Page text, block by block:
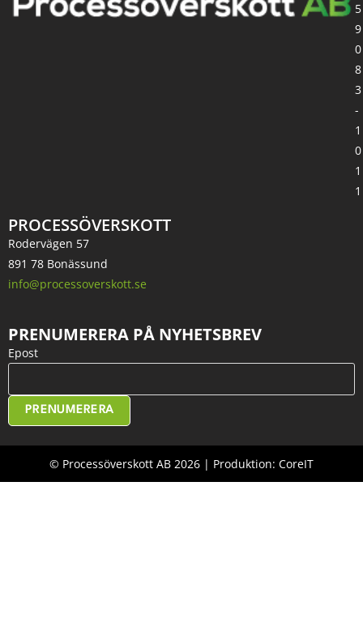
PROCESSÖVERSKOTT
Rodervägen 57
891 78 Bonässund
info@processoverskott.se
5
9
0
8
3
-
1
0
1
1
PRENUMERERA PÅ NYHETSBREV
Epost
PRENUMERERA
© Processöverskott AB 2026 | Produktion: CoreIT